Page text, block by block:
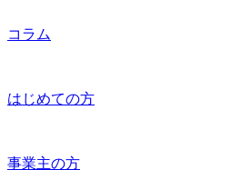
コラム
はじめての方
事業主の方